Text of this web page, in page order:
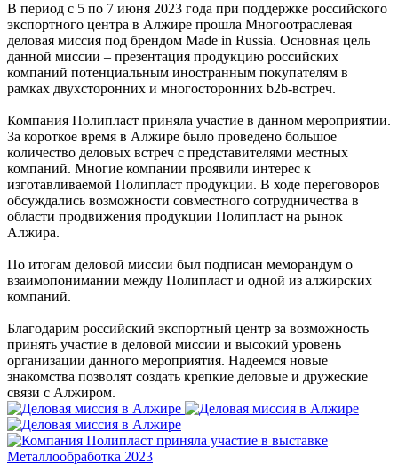
В период с 5 по 7 июня 2023 года при поддержке российского
экспортного центра в Алжире прошла Многоотраслевая
деловая миссия под брендом Made in Russia. Основная цель
данной миссии – презентация продукцию российских
компаний потенциальным иностранным покупателям в
рамках двухсторонних и многосторонних b2b-встреч.
Компания Полипласт приняла участие в данном мероприятии.
За короткое время в Алжире было проведено большое
количество деловых встреч с представителями местных
компаний. Многие компании проявили интерес к
изготавливаемой Полипласт продукции. В ходе переговоров
обсуждались возможности совместного сотрудничества в
области продвижения продукции Полипласт на рынок
Алжира.
По итогам деловой миссии был подписан меморандум о
взаимопонимании между Полипласт и одной из алжирских
компаний.
Благодарим российский экспортный центр за возможность
принять участие в деловой миссии и высокий уровень
организации данного мероприятия. Надеемся новые
знакомства позволят создать крепкие деловые и дружеские
связи с Алжиром.